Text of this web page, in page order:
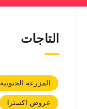
التاجات
المزرعة الجنوبية
عروض اكسترا